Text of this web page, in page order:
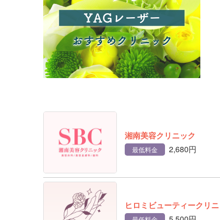
湘南美容クリニック
最低料金 2,680円
ヒロミビューティークリ